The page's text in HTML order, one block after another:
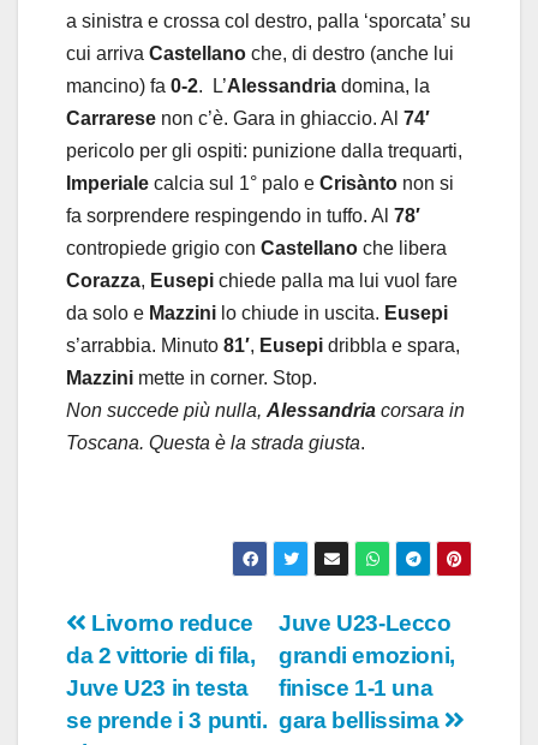
a sinistra e crossa col destro, palla ‘sporcata’ su
cui arriva Castellano che, di destro (anche lui
mancino) fa 0-2. L’Alessandria domina, la
Carrarese non c’è. Gara in ghiaccio. Al 74′
pericolo per gli ospiti: punizione dalla trequarti,
Imperiale calcia sul 1° palo e Crisànto non si
fa sorprendere respingendo in tuffo. Al 78′
contropiede grigio con Castellano che libera
Corazza, Eusepi chiede palla ma lui vuol fare
da solo e Mazzini lo chiude in uscita. Eusepi
s’arrabbia. Minuto 81′, Eusepi dribbla e spara,
Mazzini mette in corner. Stop.
Non succede più nulla, Alessandria corsara in
Toscana. Questa è la strada giusta.
Navigazione
articoli
Juve U23-Lecco
grandi emozioni,
finisce 1-1 una
gara bellissima
Livorno reduce
da 2 vittorie di fila,
Juve U23 in testa
se prende i 3 punti.